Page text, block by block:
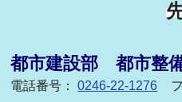
都市建設部 都市整
電話番号：0246-22-1276